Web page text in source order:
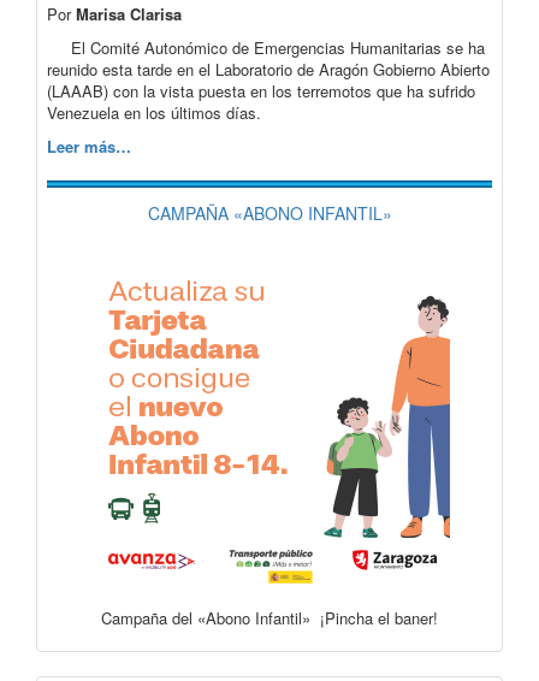
PorMarisa Clarisa
El Comité Autonómico de Emergencias Humanitarias se ha
reunido esta tarde en el Laboratorio de Aragón Gobierno Abierto
(LAAAB) con la vista puesta en los terremotos que ha sufrido
Venezuela en los últimos días.
Leer más…
CAMPAÑA «ABONO INFANTIL»
Campaña del «Abono Infantil» ¡Pincha el baner!